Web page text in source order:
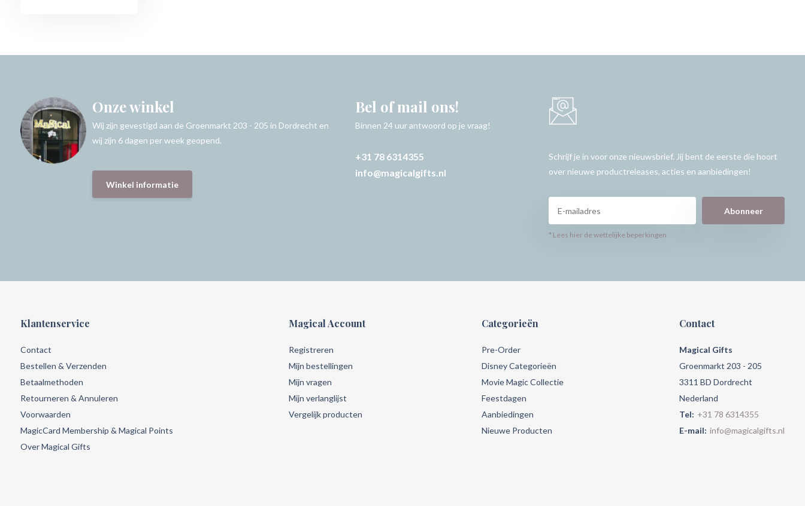
Onze winkel
Wij zijn gevestigd aan de Groenmarkt 203 - 205 in Dordrecht en
wij zijn 6 dagen per week geopend.
Winkel informatie
Bel of mail ons!
Binnen 24 uur antwoord op je vraag!
+31 78 6314355
info@magicalgifts.nl
Schrijf je in voor onze nieuwsbrief. Jij bent de eerste die hoort
over nieuwe productreleases, acties en aanbiedingen!
Abonneer
* Lees hier de wettelijke beperkingen
Klantenservice
Contact
Bestellen & Verzenden
Betaalmethoden
Retourneren & Annuleren
Voorwaarden
MagicCard Membership & Magical Points
Over Magical Gifts
Magical Account
Registreren
Mijn bestellingen
Mijn vragen
Mijn verlanglijst
Vergelijk producten
Categorieën
Pre-Order
Disney Categorieën
Movie Magic Collectie
Feestdagen
Aanbiedingen
Nieuwe Producten
Contact
Magical Gifts
Groenmarkt 203 - 205
3311 BD Dordrecht
Nederland
Tel: +31 78 6314355
E-mail: info@magicalgifts.nl